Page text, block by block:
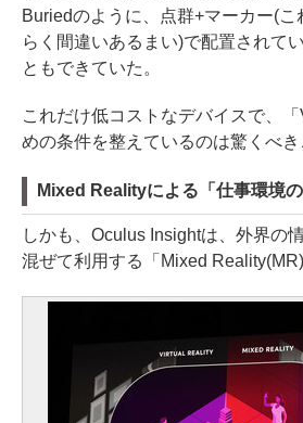
Buriedのように、点群+マーカー(
らく間違いあるまい)で配置されて
ともできていた。
これだけ低コストなデバイスで、
めの条件を整えているのは驚くべき
Mixed Realityによる「仕事環境
しかも、Oculus Insightは、外界の
混ぜて利用する「Mixed Reality(MR)